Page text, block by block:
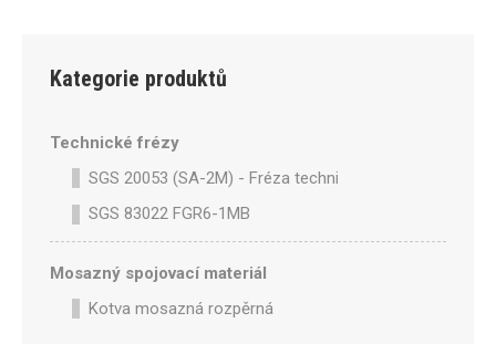
Kategorie produktů
Technické frézy
SGS 20053 (SA-2M) - Fréza technická SA-2M válcová
SGS 83022 FGR6-1MB
Mosazný spojovací materiál
Kotva mosazná rozpěrná